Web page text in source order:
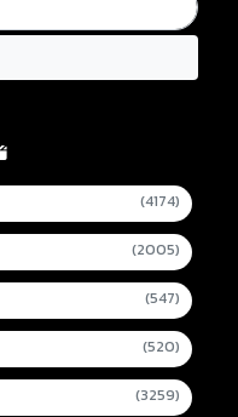
(4174)
(2005)
(547)
(520)
(3259)